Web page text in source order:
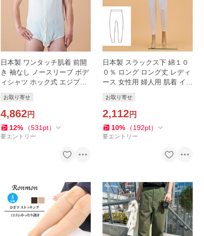
日本製 ワンタッチ肌着 前開
き 袖なし ノースリーブ ボデ
ィシャツ ホック式 エジプト
ズ レディース ブリファー イ
ンナー アンダー
お取り寄せ
4,862円
12% （531 pt）
要エントリー
日本製 スラックス下 綿１０
０％ ロング ロング丈 レディ
ース 女性用 婦人用 肌着 イン
ペチコート ボトムス アンダ
ーウェア 綿100%
お取り寄せ
2,112円
10% （192pt）
要エントリー